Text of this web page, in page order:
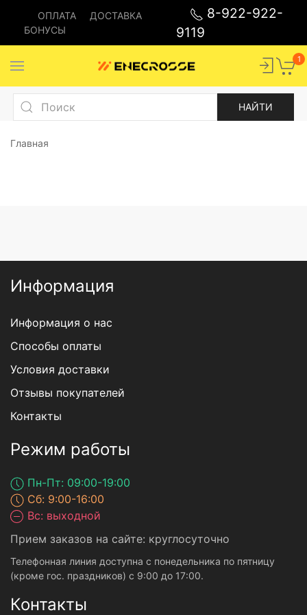
ОПЛАТА
ДОСТАВКА
БОНУСЫ
8-922-922-
9119
1
Главная
Информация
Информация о нас
Способы оплаты
Условия доставки
Отзывы покупателей
Контакты
Режим работы
Пн-Пт: 09:00-19:00
Сб: 9:00-16:00
Вс: выходной
Прием заказов на сайте: круглосуточно
Телефонная линия доступна с понедельника по пятницу
(кроме гос. праздников) с 9:00 до 17:00.
Контакты